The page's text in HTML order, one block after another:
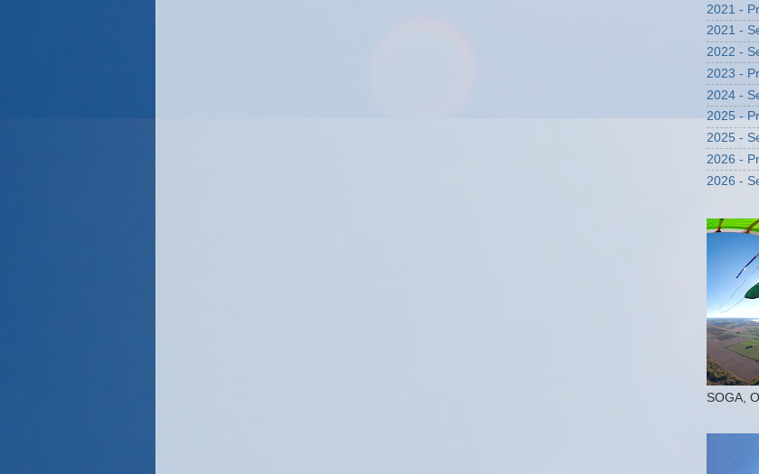
2021 -
2021 -
2022 -
2023 -
2024 -
2025 -
2025 -
2026 -
2026 -
SOGA,